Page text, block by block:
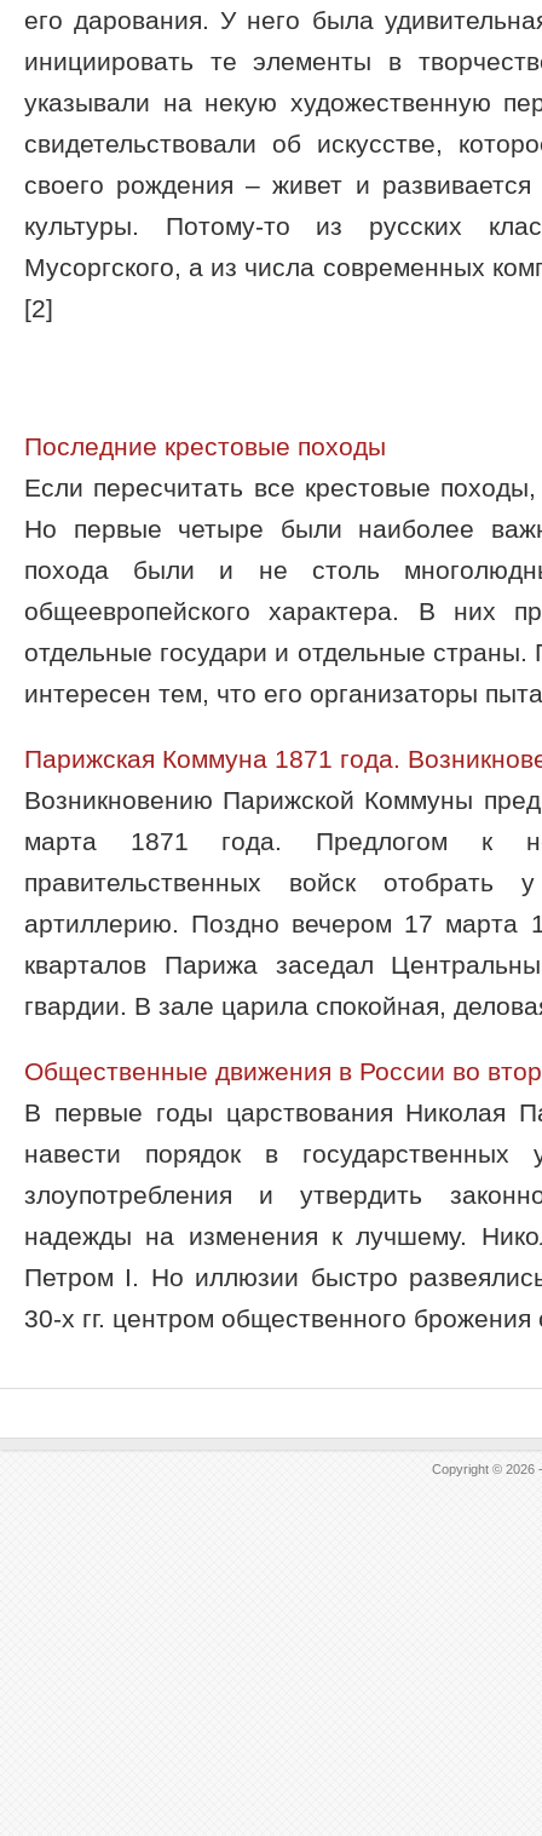
его дарования. У него была
инициировать те элементы в
указывали на некую художественную
свидетельствовали об искусстве,
своего рождения – живет и
культуры. Потому-то из русских
Мусоргского, а из числа современных
[2]
Последние крестовые походы
Если пересчитать все крестовые
Но первые четыре были наиболее
похода были и не столь
общеевропейского характера. В них
отдельные государи и отдельные страны.
интересен тем, что его организаторы
Парижская Коммуна 1871 года.
Возникновению Парижской Коммуны
марта 1871 года. Предлогом к
правительственных войск отобрать
артиллерию. Поздно вечером 17 марта
кварталов Парижа заседал
гвардии. В зале царила спокойная,
Общественные движения в России во
В первые годы царствования Николая
навести порядок в государственных
злоупотребления и утвердить
надежды на изменения к лучшему.
Петром I. Но иллюзии быстро
30-х гг. центром общественного брожения
Copyright © 2026